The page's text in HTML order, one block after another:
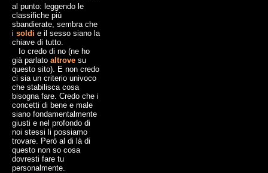
al punto: leggendo le
classifiche più
sbandierate, sembra che
i soldi e il sesso siano la
chiave di tutto.
Io credo di no (ne ho
già parlato altrovesu
questo sito). E non credo
ci sia un criterio univoco
che stabilisca cosa
bisogna fare. Credo che i
concetti di bene e male
siano fondamentalmente
giusti e nel profondo di
noi stessi li possiamo
trovare. Però al di là di
questo non so cosa
dovresti fare tu
personalmente.